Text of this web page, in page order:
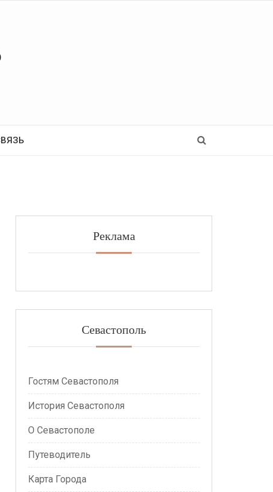
Реклама
Севастополь
Гостям Севастополя
История Севастополя
О Севастополе
Путеводитель
Карта Города